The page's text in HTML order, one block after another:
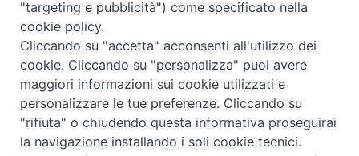
GRAZIE PER IL TUO AIUTO
Insieme per la Diocesi
Copyright 2026 ©Diocesi di Vittorio Veneto-Privacy
Policy
"targeting e pubblicità") come specificato nella
cookie policy.
Cliccando su "accetta" acconsenti all'utilizzo dei
cookie. Cliccando su "personalizza" puoi avere
maggiori informazioni sui cookie utilizzati e
personalizzare le tue preferenze. Cliccando su
"rifiuta" o chiudendo questa informativa proseguirai
la navigazione installando i soli cookie tecnici.